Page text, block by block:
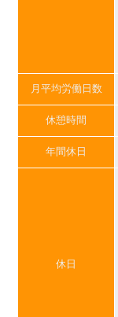
月平均労働日数
休憩時間
年間休日
休日